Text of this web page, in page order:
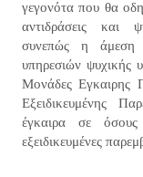
γεγονότα που θα
αντιδράσεις και
συνεπώς η άμεση
υπηρεσιών ψυχικής
Μονάδες Εγκαιρης
Εξειδικευμένης
έγκαιρα σε
εξειδικευμένες